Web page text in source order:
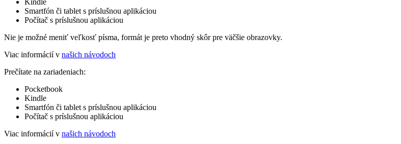
Kindle
Smartfón či tablet s príslušnou aplikáciou
Počítač s príslušnou aplikáciou
Nie je možné meniť veľkosť písma, formát je preto vhodný skôr pre väčšie obrazovky.
Viac informácií v našich návodoch
Prečítate na zariadeniach:
Pocketbook
Kindle
Smartfón či tablet s príslušnou aplikáciou
Počítač s príslušnou aplikáciou
Viac informácií v našich návodoch